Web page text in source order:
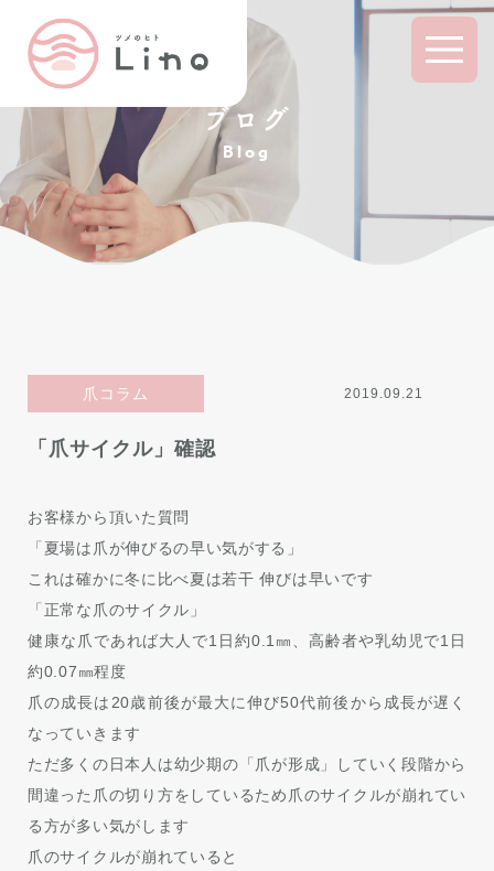
ブログ
Blog
爪コラム 2019.09.21
「爪サイクル」確認
お客様から頂いた質問
「夏場は爪が伸びるの早い気がする」
これは確かに冬に比べ夏は若干 伸びは早いです
「正常な爪のサイクル」
健康な爪であれば大人で1日約0.1㎜、高齢者や乳幼児で1日
約0.07㎜程度
爪の成長は20歳前後が最大に伸び50代前後から成長が遅く
なっていきます
ただ多くの日本人は幼少期の「爪が形成」していく段階から
間違った爪の切り方をしているため爪のサイクルが崩れてい
る方が多い気がします
爪のサイクルが崩れていると